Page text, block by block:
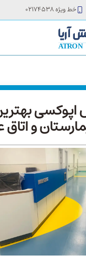
خط ویژه 02174538
و